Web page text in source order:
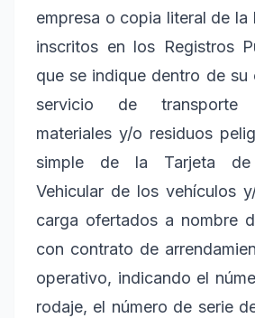
empresa o copia literal de la
inscritos en los Registros
que se indique dentro de su
servicio de transporte
materiales y/o residuos
simple de la Tarjeta de
Vehicular de los vehículos
carga ofertados a nombre
con contrato de
operativo, indicando el
rodaje, el número de serie